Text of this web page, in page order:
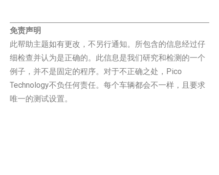
免责声明
此帮助主题如有更改，不另行通知。所包含的信息经过仔
细检查并认为是正确的。此信息是我们研究和检测的一个
例子，并不是固定的程序。对于不正确之处，Pico
Technology不负任何责任。每个车辆都会不一样，且要求
唯一的测试设置。